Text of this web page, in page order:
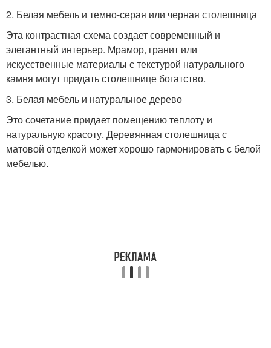
2. Белая мебель и темно-серая или черная столешница
Эта контрастная схема создает современный и
элегантный интерьер. Мрамор, гранит или
искусственные материалы с текстурой натурального
камня могут придать столешнице богатство.
3. Белая мебель и натуральное дерево
Это сочетание придает помещению теплоту и
натуральную красоту. Деревянная столешница с
матовой отделкой может хорошо гармонировать с белой
мебелью.